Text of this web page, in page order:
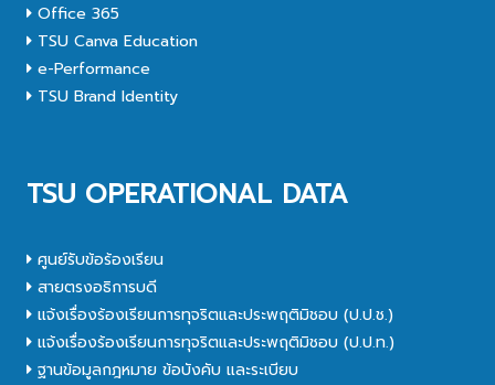
Office 365
TSU Canva Education
e-Performance
TSU Brand Identity
TSU OPERATIONAL DATA
ศูนย์รับข้อร้องเรียน
สายตรงอธิการบดี
แจ้งเรื่องร้องเรียนการทุจริตและประพฤติมิชอบ (ป.ป.ช.)
แจ้งเรื่องร้องเรียนการทุจริตและประพฤติมิชอบ (ป.ป.ท.)
ฐานข้อมูลกฎหมาย ข้อบังคับ และระเบียบ